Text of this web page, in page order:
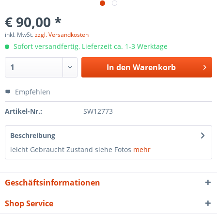
€ 90,00 *
inkl. MwSt.zzgl. Versandkosten
Sofort versandfertig, Lieferzeit ca. 1-3 Werktage
In den Warenkorb
Empfehlen
Artikel-Nr.: SW12773
Beschreibung
leicht Gebraucht Zustand siehe Fotos mehr
Geschäftsinformationen
Shop Service